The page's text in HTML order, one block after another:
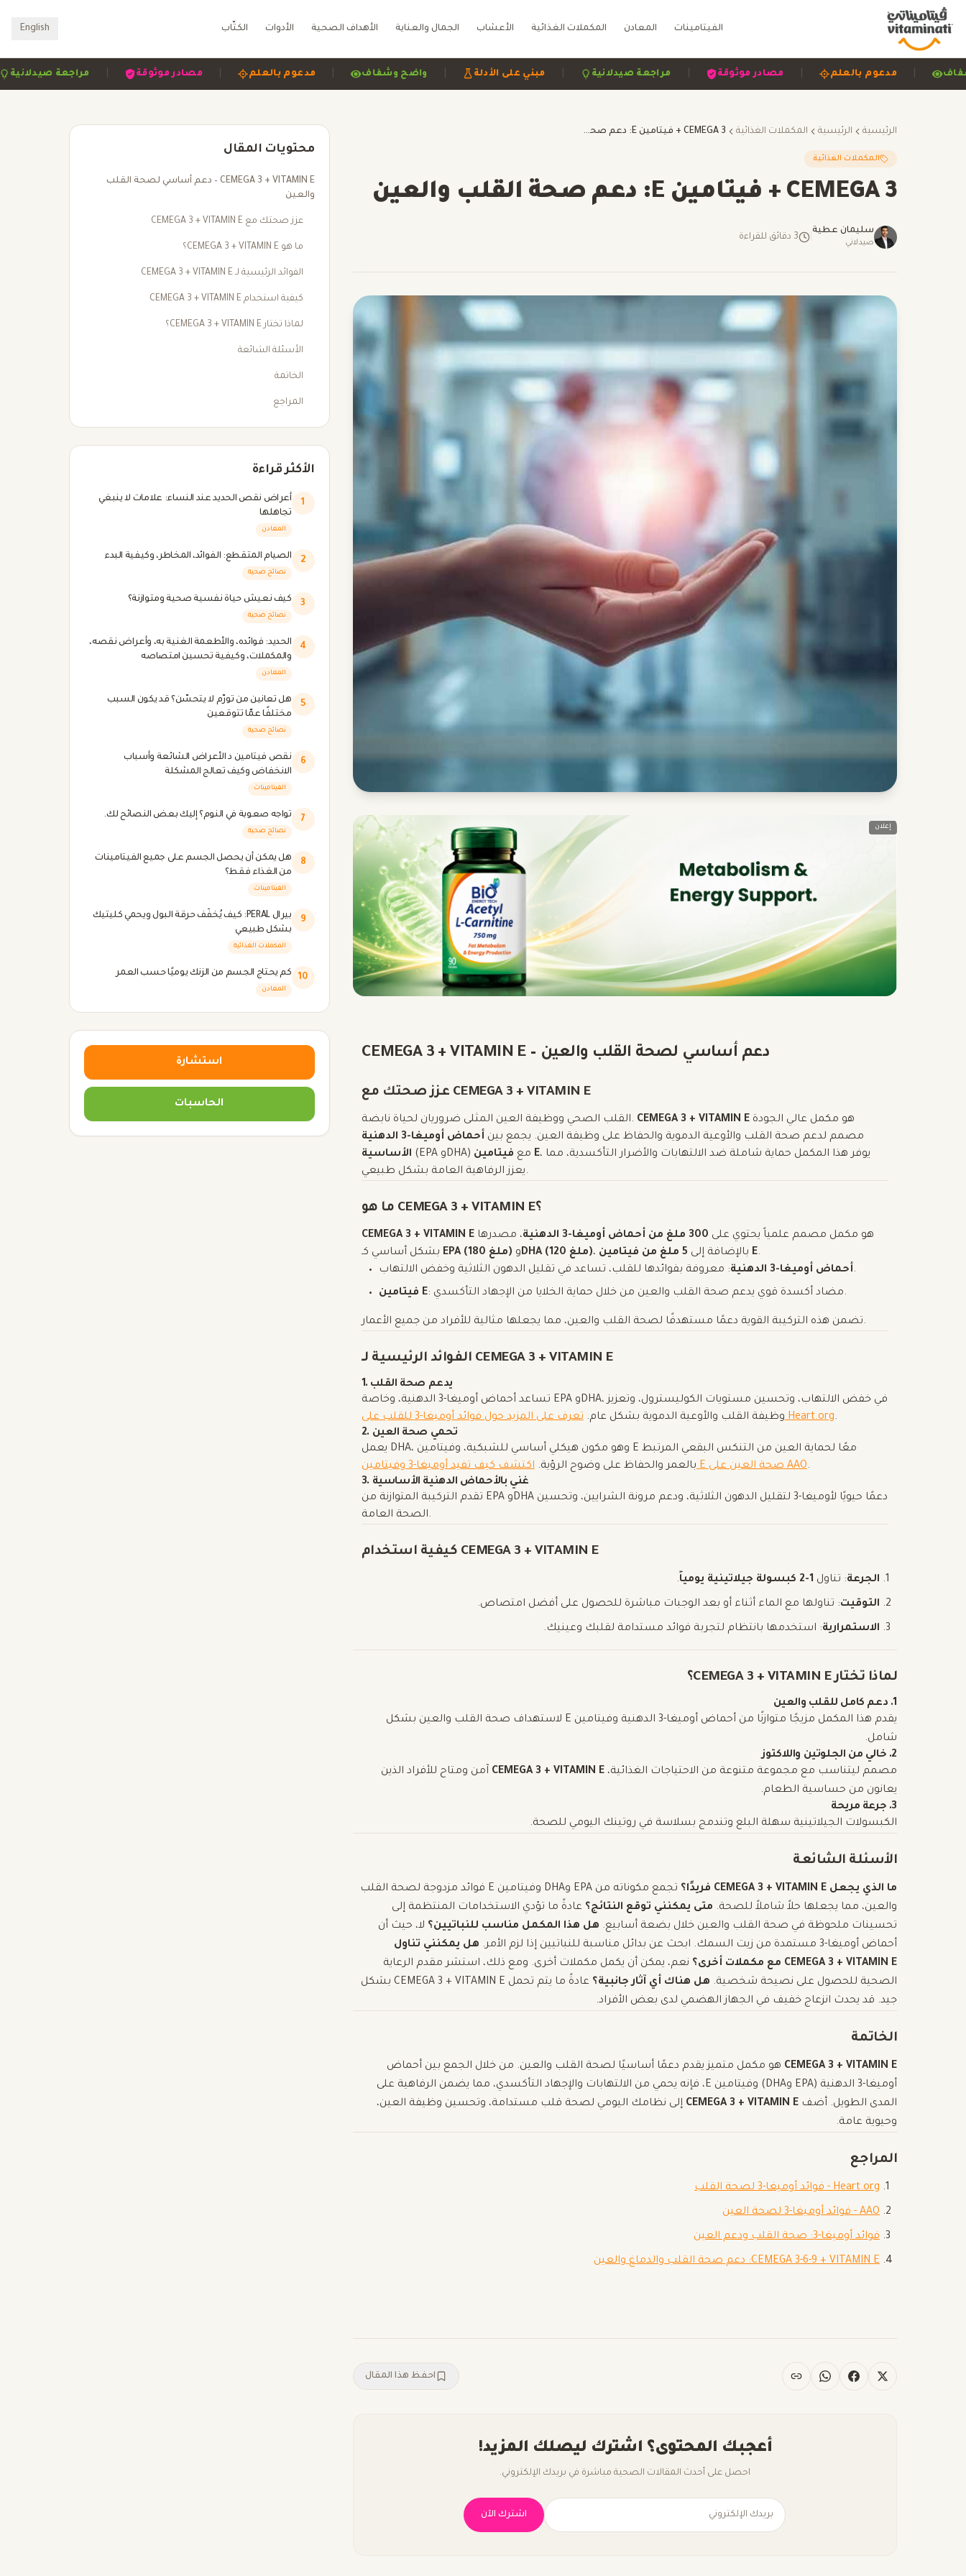
الفيتامينات المعادن المكملات الغذائية الأعشاب الجمال والعناية الأهداف الصحية الأدوات الكتّاب English
مراجعة | مصادر موثوقة | مدعوم بالعلم | واضح وشفاف | مبني على الأدلة | مراجعة صيدلانية | مصادر موثوقة | مدعوم بالعلم | وشفاف
الرئيسية الرئيسية المكملات الغذائية CEMEGA 3 + فيتامين E: دعم صحة القلب والعين
المكملات الغذائية
CEMEGA 3 + فيتامين E: دعم صحة القلب والعين
سليمان عطية
صيدلاني
3 دقائق للقراءة
إعلان
CEMEGA 3 + VITAMIN E – دعم أساسي لصحة القلب والعين
عزز صحتك مع CEMEGA 3 + VITAMIN E
القلب الصحي ووظيفة العين المثلى ضروريان لحياة نابضة. CEMEGA 3 + VITAMIN Eهو مكمل عالي الجودة
مصمم لدعم صحة القلب والأوعية الدموية والحفاظ على وظيفة العين. يجمع بين
أحماض أوميغا-3 الدهنية
الأساسية
(EPA وDHA) مع فيتامين E، يوفر هذا المكمل حماية شاملة ضد الالتهابات والأضرار التأكسدية، مما
يعزز الرفاهية العامة بشكل طبيعي.
ما هو CEMEGA 3 + VITAMIN E؟
CEMEGA 3 + VITAMIN E هو مكمل مصمم علمياً يحتوي على 300 ملغ من أحماض أوميغا-3 الدهنية
، مصدرها
EPA (180 ملغ) و DHA (120 ملغ) ، بالإضافة إلى 5 ملغ من فيتامين E.
أحماض أوميغا-3 الدهنية: معروفة بفوائدها للقلب، تساعد في تقليل الدهون الثلاثية وخفض الالتهاب.
فيتامين E
: مضاد أكسدة قوي يدعم صحة القلب والعين من خلال حماية الخلايا من الإجهاد التأكسدي.
تضمن هذه التركيبة القوية دعمًا مستهدفًا لصحة القلب والعين، مما يجعلها مثالية للأفراد من جميع الأعمار.
الفوائد الرئيسية لـ CEMEGA 3 + VITAMIN E
1. يدعم صحة القلب
تساعد أحماض أوميغا-3 الدهنية، وخاصة EPA وDHA، في خفض الالتهاب، وتحسين مستويات الكوليسترول، وتعزيز
وظيفة القلب والأوعية الدموية بشكل عام.تعرف على المزيد حول فوائد أوميغا-3 للقلب على Heart.org.
2. تحمي صحة العين
يعمل DHA، وهو مكون هيكلي أساسي للشبكية، وفيتامين E معًا لحماية العين من التنكس البقعي المرتبط
بالعمر والحفاظ على وضوح الرؤية.
اكتشف كيف تفيد أوميغا-3 وفيتامين E صحة العين على AAO.
3. غني بالأحماض الدهنية الأساسية
تقدم التركيبة المتوازنة من EPA وDHA دعمًا حيويًا لأوميغا-3 لتقليل الدهون الثلاثية، ودعم مرونة الشرايين، وتحسين
الصحة العامة.
كيفية استخدام CEMEGA 3 + VITAMIN E
الجرعة: تناول 1-2 كبسولة جيلاتينية يومياً .
التوقيت: تناولها مع الماء أثناء أو بعد الوجبات مباشرة للحصول على أفضل امتصاص.
الاستمرارية: استخدمها بانتظام لتجربة فوائد مستدامة لقلبك وعينيك.
لماذا تختار CEMEGA 3 + VITAMIN E؟
1. دعم كامل للقلب والعين
يقدم هذا المكمل مزيجًا متوازنًا من أحماض أوميغا-3 الدهنية وفيتامين E لاستهداف صحة القلب والعين بشكل
شامل.
2. خالي من الجلوتين واللاكتوز
مصمم ليتناسب مع مجموعة متنوعة من الاحتياجات الغذائية، CEMEGA 3 + VITAMIN E آمن ومتاح للأفراد الذين
يعانون من حساسية الطعام.
3. جرعة مريحة
الكبسولات الجيلاتينية سهلة البلع وتندمج بسلاسة في روتينك اليومي للصحة.
الأسئلة الشائعة
ما الذي يجعل CEMEGA 3 + VITAMIN E فريدًا؟
تجمع مكوناته من EPA وDHA وفيتامين E فوائد مزدوجة لصحة القلب
والعين، مما يجعلها حلاً شاملاً للصحة. متى يمكنني توقع النتائج؟ عادةً ما تؤدي الاستخدامات المنتظمة إلى
تحسينات ملحوظة في صحة القلب والعين خلال بضعة أسابيع. هل هذا المكمل مناسب للنباتيين؟ لا، حيث أن
أحماض أوميغا-3 مستمدة من زيت السمك. ابحث عن بدائل مناسبة للنباتيين إذا لزم الأمر.
هل يمكنني تناول
CEMEGA 3 + VITAMIN E مع مكملات أخرى؟
نعم، يمكن أن يكمل مكملات أخرى. ومع ذلك، استشر مقدم الرعاية
الصحية للحصول على نصيحة شخصية. هل هناك أي آثار جانبية؟
عادةً ما يتم تحمل CEMEGA 3 + VITAMIN E بشكل
جيد. قد يحدث انزعاج خفيف في الجهاز الهضمي لدى بعض الأفراد.
الخاتمة
CEMEGA 3 + VITAMIN E هو مكمل متميز يقدم دعمًا أساسيًا لصحة القلب والعين. من خلال الجمع بين أحماض
أوميغا-3 الدهنية (EPA وDHA) وفيتامين E، فإنه يحمي من الالتهابات والإجهاد التأكسدي، مما يضمن الرفاهية على
المدى الطويل. أضف CEMEGA 3 + VITAMIN E إلى نظامك اليومي لصحة قلب مستدامة، وتحسين وظيفة العين،
وحيوية عامة.
المراجع
Heart.org - فوائد أوميغا-3 لصحة القلب
AAO - فوائد أوميغا-3 لصحة العين
فوائد أوميغا-3: صحة القلب ودعم العين
CEMEGA 3-6-9 + VITAMIN E: دعم صحة القلب والدماغ والعين
احفظ هذا المقال
أعجبك المحتوى؟ اشترك ليصلك المزيد!
احصل على أحدث المقالات الصحية مباشرة في بريدك الإلكتروني.
اشترك الآن
محتويات المقال
CEMEGA 3 + VITAMIN E – دعم أساسي لصحة القلب
والعين
عزز صحتك مع CEMEGA 3 + VITAMIN E
ما هو CEMEGA 3 + VITAMIN E؟
الفوائد الرئيسية لـ CEMEGA 3 + VITAMIN E
كيفية استخدام CEMEGA 3 + VITAMIN E
لماذا تختار CEMEGA 3 + VITAMIN E؟
الأسئلة الشائعة
الخاتمة
المراجع
الأكثر قراءة
1
أعراض نقص الحديد عند النساء: علامات لا ينبغي
تجاهلها
المعادن
2 الصيام المتقطع: الفوائد، المخاطر، وكيفية البدء
نصائح صحية
3 كيف نعيش حياة نفسية صحية ومتوازنة؟
نصائح صحية
4
الحديد: فوائده، والأطعمة الغنية به، وأعراض نقصه،
والمكملات، وكيفية تحسين امتصاصه
المعادن
5
هل تعانين من تورّم لا يتحسّن؟ قد يكون السبب
مختلفًا عمّا تتوقعين
نصائح صحية
6
نقص فيتامين د الأعراض الشائعة وأسباب
الانخفاض وكيف تعالج المشكلة
الفيتامينات
7 تواجه صعوبة في النوم؟ إليك بعض النصائح لك.
نصائح صحية
8
هل يمكن أن يحصل الجسم على جميع الفيتامينات
من الغذاء فقط؟
الفيتامينات
9
بيرال PERAL: كيف يُخفّف حرقة البول ويحمي كليتيك
بشكل طبيعي
المكملات الغذائية
10 كم يحتاج الجسم من الزنك يوميًا حسب العمر
المعادن
استشارة
الحاسبات